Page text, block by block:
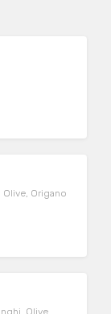
Olive, Origano
Olive.